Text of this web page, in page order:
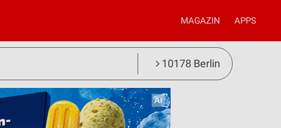
MAGAZIN APPS
10178 Berlin